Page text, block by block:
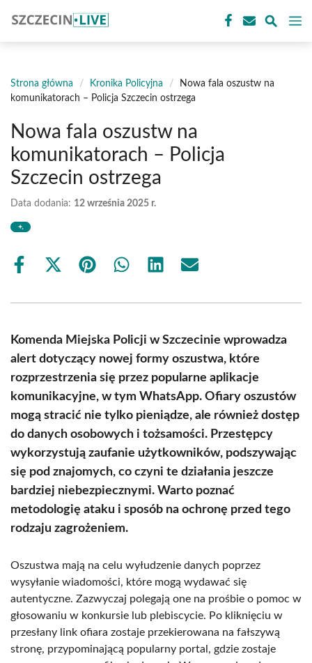
treści
Strona główna / Kronika Policyjna /
Nowa fala oszustw na
komunikatorach – Policja Szczecin ostrzega
Nowa fala oszustw na
komunikatorach – Policja
Szczecin ostrzega
Data dodania: 12 września 2025 r.
Share
Share
(Twitter)
Share Share Share Share
Komenda Miejska Policji w Szczecinie wprowadza
alert dotyczący nowej formy oszustwa, które
rozprzestrzenia się przez popularne aplikacje
komunikacyjne, w tym WhatsApp. Ofiary oszustów
mogą stracić nie tylko pieniądze, ale również dostęp
do danych osobowych i tożsamości. Przestępcy
wykorzystują zaufanie użytkowników, podszywając
się pod znajomych, co czyni te działania jeszcze
bardziej niebezpiecznymi. Warto poznać
metodologię ataku i sposób na ochronę przed tego
rodzaju zagrożeniem.
Oszustwa mają na celu wyłudzenie danych poprzez
wysyłanie wiadomości, które mogą wydawać się
autentyczne. Zazwyczaj polegają one na prośbie o pomoc w
głosowaniu w konkursie lub plebiscycie. Po kliknięciu w
przesłany link ofiara zostaje przekierowana na fałszywą
stronę, przypominającą popularny portal, gdzie zostaje